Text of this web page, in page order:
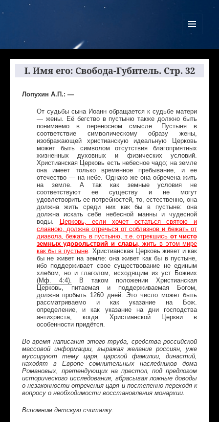
I. Имя его: Свобода-Губитель. Стр. 32
Лопухин А.П.: —
От судьбы сына Иоанн обращается к судьбе матери
— жены. Её бегство в пустыню также должно быть
понимаемо в переносном смысле. Пустыня в
соответствие символическому образу жены,
изображающей христианскую идеальную Церковь
может быть символом отсутствия благоприятных
жизненных духовных и физических условий.
Христианская Церковь есть небесное чадо; на земле
она имеет только временное пребывание, и ее
отечество — на небе. Однако же она обречена жить
на земле. А так как земные условия не
соответствуют ее существу и не могут
удовлетворить ее потребностей, то, естественно, она
должна жить среди них как бы в пустыне: она
должна искать себе небесной манны и чудесной
воды.
Церковь, если хочет остаться святою и
славною, должна отречься от соблазнов и бежать от
диавола, бежать в пустыню, т.е. отрекшись от чисто
земных удовольствий и славы, жить в этом мире
как бы в пустыне. Христианская Церковь живет и как
бы не живет на земле: она живет как бы в пустыне,
ибо поддерживает свое существование не единым
хлебом, но и глаголом, исходящим из уст Божиих
(Мф. 4:4). В таком положении Христианская
Церковь, питаемая и поддерживаемая Богом,
должна пробыть 1260 дней. Это число может быть
рассматриваемо и как указание на Бож.
определение, и как указание на дни господства
антихриста, когда Христианской Церкви в
особенности придётся.
Во время написания этого труда, средства российской
массовой информации, выражая желание россиян, уже
муссируют тему царя, царской фамилии, династий,
находят в Европе сомнительных наследников дома
Романовых, претендующих на престол, под предлогом
исторического исследования, вбрасывая ложные доводы
о незаконности отречения царя и постепенно переходя к
вопросу о необходимости восстановления монархии.
Вспомним детскую считалку: